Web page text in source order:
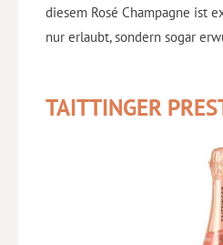
diesem Rosé Champagne ist
nur erlaubt, sondern sogar
TAITTINGER